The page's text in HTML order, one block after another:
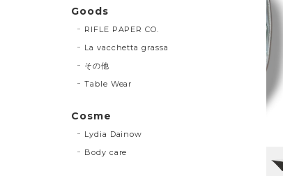
Goods
RIFLE PAPER CO.
La vacchetta grassa
その他
Table Wear
Cosme
Lydia Dainow
Body care